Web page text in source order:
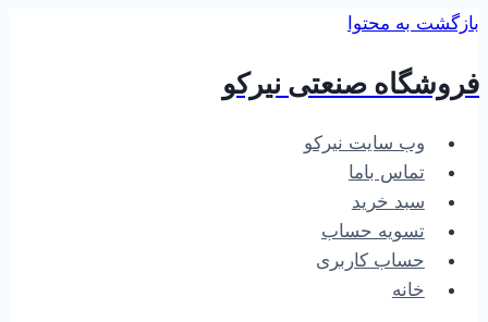
بازگشت به محتوا
فروشگاه صنعتی نیرکو
وب سایت نیرکو
تماس باما
سبد خرید
تسویه حساب
حساب کاربری
خانه